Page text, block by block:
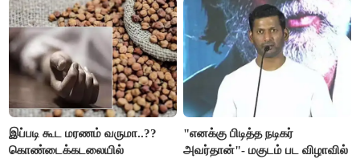
இப்படி கூட மரணம் வருமா..??
கொண்டைக்கடலையில்
"எனக்கு பிடித்த நடிகர்
அவர்தான்"- மகுடம் பட விழாவில்